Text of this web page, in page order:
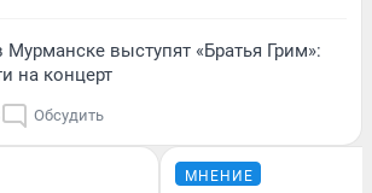
Мурманске выступят «Братья Грим»:
на концерт
Обсудить
МНЕНИЕ